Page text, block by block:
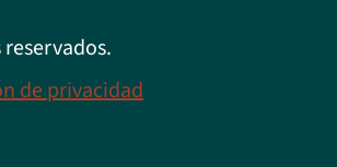
de privacidad